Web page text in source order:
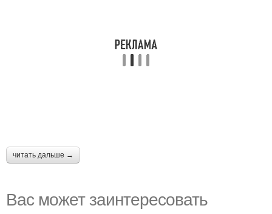
читать дальше →
Вас может заинтересовать